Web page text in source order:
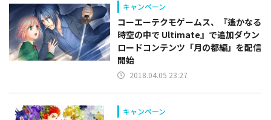
キャンペーン
コーエーテクモゲームス、『遙かなる
時空の中で Ultimate』で追加ダウン
ロードコンテンツ「月の都編」を配信
開始
2018.04.05 23:27
キャンペーン